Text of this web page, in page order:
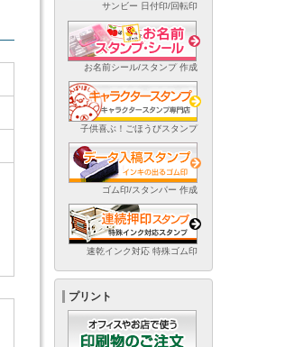
サンビー 日付印/回転印
お名前シール/スタンプ 作成
子供喜ぶ！ごほうびスタンプ
ゴム印/スタンパー 作成
速乾インク対応 特殊ゴム印
プリント